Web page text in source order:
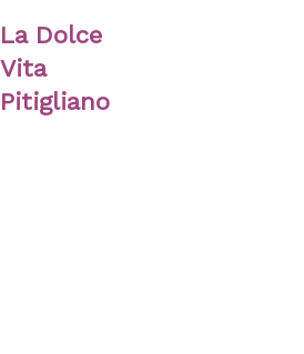
al
contenuto
La Dolce
Vita
Pitigliano